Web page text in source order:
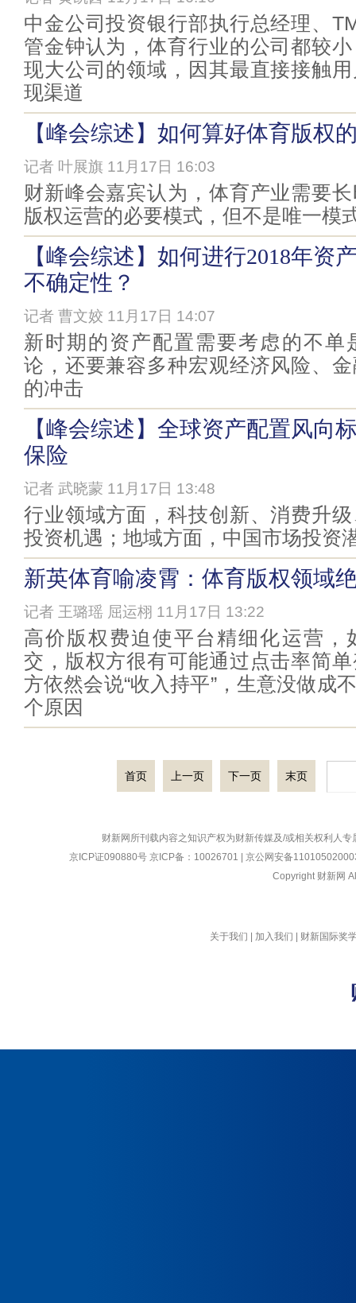
中金公司投资银行部执行总经理、
管金钟认为，体育行业的公司都较
现大公司的领域，因其最直接接触
现渠道
【峰会综述】如何算好体育版权
记者 叶展旗 11月17日 16:03
财新峰会嘉宾认为，体育产业需要
版权运营的必要模式，但不是唯一模
【峰会综述】如何进行2018年资
不确定性？
记者 曹文姣 11月17日 14:07
新时期的资产配置需要考虑的不单
论，还要兼容多种宏观经济风险、
的冲击
【峰会综述】全球资产配置风向
保险
记者 武晓蒙 11月17日 13:48
行业领域方面，科技创新、消费升
投资机遇；地域方面，中国市场投资
新英体育喻凌霄：体育版权领域
记者 王璐瑶 屈运栩 11月17日 13:22
高价版权费迫使平台精细化运营，
交，版权方很有可能通过点击率简
方依然会说“收入持平”，生意没做成
个原因
首页 上一页 下一页 末页
财新网所刊载内容之知识产权为财新传媒及/或相关权利人
京ICP证090880号 京ICP备：10026701 | 京公网安备
Copyright 财新网
关于我们 加入我们 财新国际奖